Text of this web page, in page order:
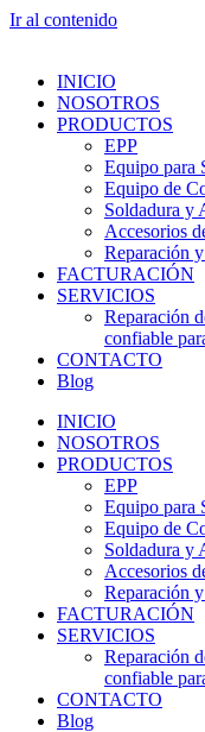
Ir al contenido
INICIO
NOSOTROS
PRODUCTOS
EPP
Equipo para
Equipo de
Soldadura y
Accesorios
Reparación
FACTURACIÓN
SERVICIOS
Reparación
confiable
CONTACTO
Blog
INICIO
NOSOTROS
PRODUCTOS
EPP
Equipo para
Equipo de
Soldadura y
Accesorios
Reparación
FACTURACIÓN
SERVICIOS
Reparación
confiable
CONTACTO
Blog